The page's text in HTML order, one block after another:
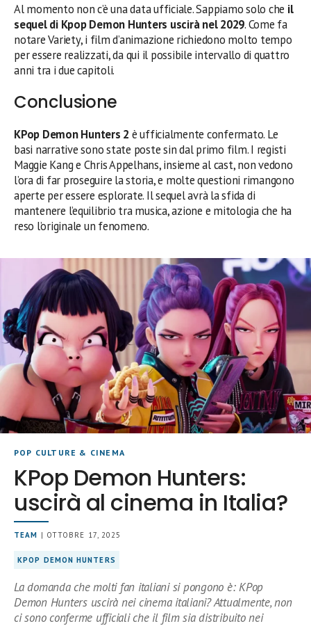
Al momento non c’è una data ufficiale. Sappiamo solo che il
sequel di Kpop Demon Hunters uscirà nel 2029. Come fa
notare Variety, i film d’animazione richiedono molto tempo
per essere realizzati, da qui il possibile intervallo di quattro
anni tra i due capitoli.
Conclusione
KPop Demon Hunters 2 è ufficialmente confermato. Le
basi narrative sono state poste sin dal primo film. I registi
Maggie Kang e Chris Appelhans, insieme al cast, non vedono
l’ora di far proseguire la storia, e molte questioni rimangono
aperte per essere esplorate. Il sequel avrà la sfida di
mantenere l’equilibrio tra musica, azione e mitologia che ha
reso l’originale un fenomeno.
POP CULTURE & CINEMA
KPop Demon Hunters:
uscirà al cinema in Italia?
TEAM | OTTOBRE 17, 2025
KPOP DEMON HUNTERS
La domanda che molti fan italiani si pongono è: KPop
Demon Hunters uscirà nei cinema italiani? Attualmente, non
ci sono conferme ufficiali che il film sia distribuito nei